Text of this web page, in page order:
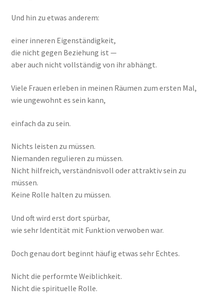
Und hin zu etwas anderem:
einer inneren Eigenständigkeit,
die nicht gegen Beziehung ist —
aber auch nicht vollständig von ihr abhängt.
Viele Frauen erleben in meinen Räumen zum ersten Mal,
wie ungewohnt es sein kann,
einfach da zu sein.
Nichts leisten zu müssen.
Niemanden regulieren zu müssen.
Nicht hilfreich, verständnisvoll oder attraktiv sein zu
müssen.
Keine Rolle halten zu müssen.
Und oft wird erst dort spürbar,
wie sehr Identität mit Funktion verwoben war.
Doch genau dort beginnt häufig etwas sehr Echtes.
Nicht die performte Weiblichkeit.
Nicht die spirituelle Rolle.